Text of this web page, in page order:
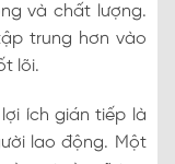
và chất lượng.
trung hơn vào
lõi.
ích gián tiếp là
lao động. Một